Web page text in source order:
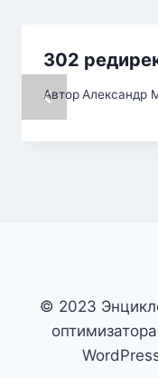
302
АвторАлександр
© 2023